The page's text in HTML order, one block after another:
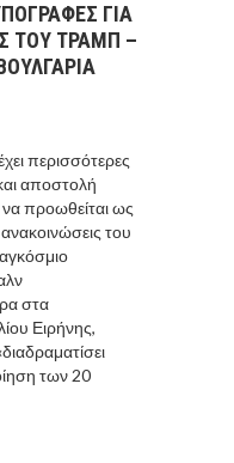
ΓΙΑ
ΤΟΥ ΤΡΑΜΠ –
περισσότερες
αποστολή
να προωθείται ως
του
στα
Ειρήνης,
των 20